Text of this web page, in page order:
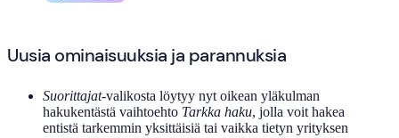
Uusia ominaisuuksia ja parannuksia
Suorittajat-valikosta löytyy nyt oikean yläkulman
hakukentästä vaihtoehto Tarkka haku, jolla voit hakea
entistä tarkemmin yksittäisiä tai vaikka tietyn yrityksen